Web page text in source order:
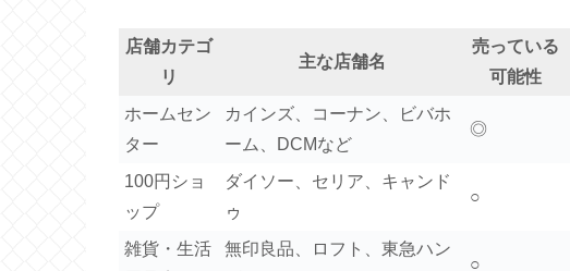
店舗カテゴ
リ
主な店舗名
売っている
可能性
ホームセン
ター
カインズ、コーナン、ビバホ
ーム、DCMなど
◎
100円ショ
ップ
ダイソー、セリア、キャンド
ゥ
○
雑貨・生活
無印良品、ロフト、東急ハン
○